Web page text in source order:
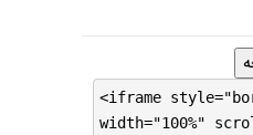
<iframe
width="100%"